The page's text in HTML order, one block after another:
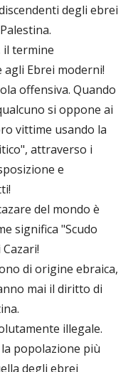
degli ebrei
il termine
Ebrei moderni!
offensiva. Quando
si oppone ai
vittime usando la
attraverso i
e
del mondo è
significa "Scudo
di origine ebraica,
mai il diritto di
illegale.
popolazione più
degli ebrei